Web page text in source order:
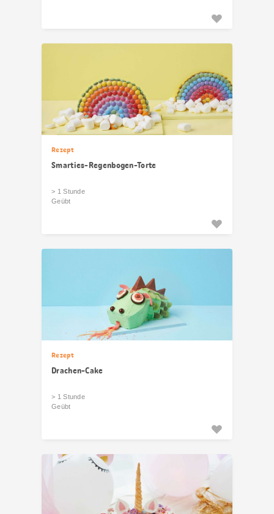
Rezept
Smarties-Regenbogen-Torte
> 1 Stunde
Geübt
Rezept
Drachen-Cake
> 1 Stunde
Geübt